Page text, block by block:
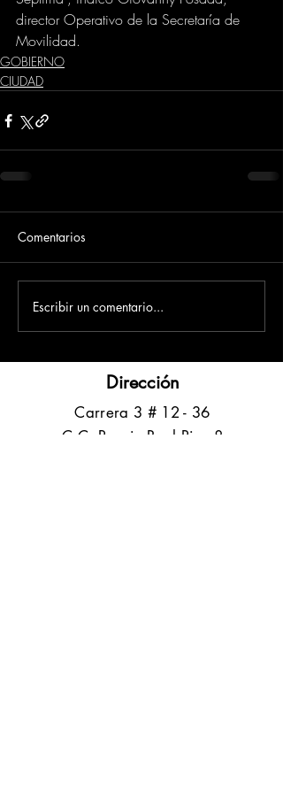
director Operativo de la Secretaría de
Movilidad.
GOBIERNO
CIUDAD
Comentarios
Escribir un comentario...
Dirección
​Carrera 3 # 12 - 36
C.C. Pasaje Real Piso 8